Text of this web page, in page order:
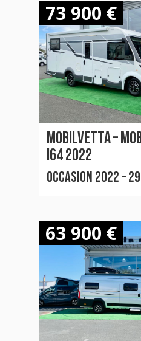
73 900 €
Mobilvetta –
I64 2022
Occasion 2022 –
63 900 €